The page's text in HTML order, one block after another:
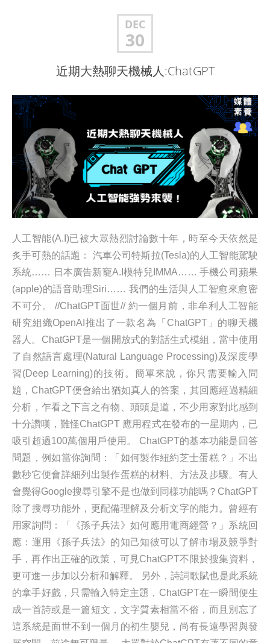
DEC
30
近期大熱聊天機械人:ChatGPT
人工智能(A.I)已被大眾熱烈討論數十年，時至今天依然是
炙手可熱的話題： 汽車公司特斯拉(Tesla)的人工智能駕駛
系統…… 日本廣告新寵A.I模特兒IMMA…… 手機公司蘋果
(apple)的語音助理Siri…… 我們的生活與人工智愈來愈密
不可分。 //ChatGPT面世// 約一個月前，非牟利人工智能
研究組織OpenAI推出了一款名為「ChatGPT」的聊天機
器人。ChatGPT是一個開放式的對話生式模組，當中使用
了自然語言處理(Natural Language Processing)及深度學
習(Deep Learning)的技術。簡單來說，你只需要輸入問
題，ChatGPT便會給出猶如真人的答案，其回應經過精細
分析，乍看之下言之有物、頭頭是道，不少用家對此感到
十分讚嘆，難怪ChatGPT 應用程式在發布的一星期內，已
吸引超過100萬個用戶使用。 ChatGPT的基本功能是回答
問題，例如當你詢問：「如何製作紐約芝士蛋糕？」不出
數秒它便會詳細列出製作蛋糕的材料、方法及步驟。有人
會覺得Google搜尋引擎不是也做到同樣功能嗎？ChatGPT
除了搜尋功能外，更配備理解及分析文字的能力。曾經有
用家詢問：「《孫子兵法》如何應用電商經營？」系統回
應：運用《孫子兵法》的知己知彼可以了解市場及競爭對
手，再作出正確的政策，可見ChatGPT不限於搜集資料，
更可進一步加以分析和解釋。 另外，詩詞歌賦也是此系統
的拿手好戲，只需輸入特定主題，ChatGPT在一瞬間便生
成一首詩或是一篇短文，文字質素相當不俗，而且別忘了
這系統是面世不到一個月的初生嬰兒，尚有長遠學習與發